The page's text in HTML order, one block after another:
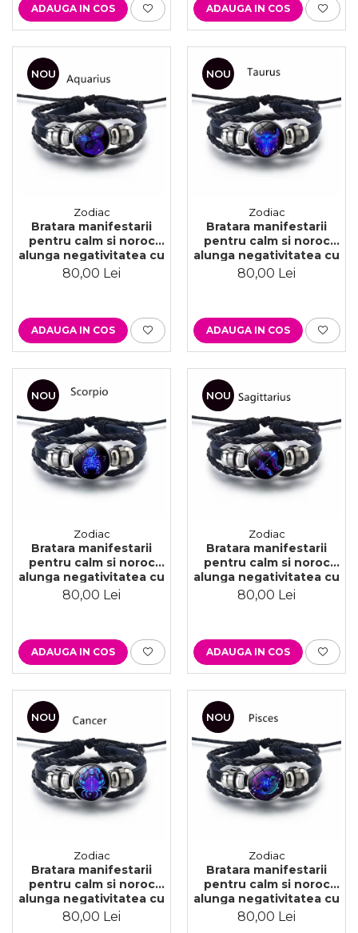
ADAUGA IN COS ADAUGA IN COS
NOU
Zodiac
Bratara manifestarii
pentru calm si noroc
alunga negativitatea cu
semne zodiacale este
reglabila si unisex,
80,00 Lei
ADAUGA IN COS
NOU
Zodiac
Bratara manifestarii
pentru calm si noroc
alunga negativitatea cu
semne zodiacale este
reglabila si unisex, Taur
80,00 Lei
ADAUGA IN COS
NOU
Zodiac
Bratara manifestarii
pentru calm si noroc
alunga negativitatea cu
semne zodiacale este
reglabila si unisex,
80,00 Lei
ADAUGA IN COS
NOU
Zodiac
Bratara manifestarii
pentru calm si noroc
alunga negativitatea cu
semne zodiacale este
reglabila si unisex,
80,00 Lei
ADAUGA IN COS
NOU
Zodiac
Bratara manifestarii
pentru calm si noroc
alunga negativitatea cu
semne zodiacale este
reglabila si unisex, Rac
80,00 Lei
NOU
Zodiac
Bratara manifestarii
pentru calm si noroc
alunga negativitatea cu
semne zodiacale este
reglabila si unisex, Pesti
80,00 Lei